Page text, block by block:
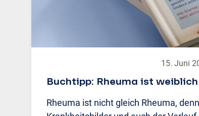
15. Juni
Buchtipp: Rheuma ist weiblich
Rheuma ist nicht gleich Rheuma,